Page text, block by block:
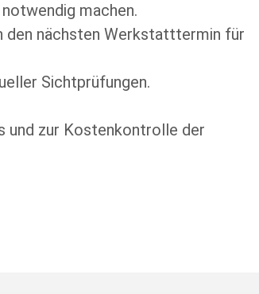
machen.
den nächsten Werkstatttermin für
Sichtprüfungen.
und zur Kostenkontrolle der